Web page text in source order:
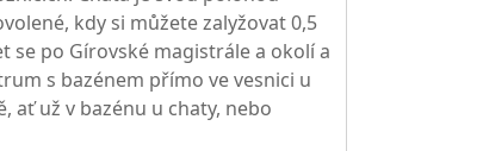
kdy si můžete zalyžovat 0,5
se po Gírovské magistrále a okolí a
s bazénem přímo ve vesnici u
ať už v bazénu u chaty, nebo